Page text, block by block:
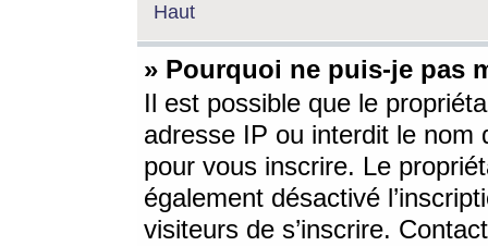
Haut
» Pourquoi ne puis-je pas
Il est possible que le
adresse IP ou interdit le nom
pour vous inscrire. Le
également désactivé
visiteurs de s’inscrire.